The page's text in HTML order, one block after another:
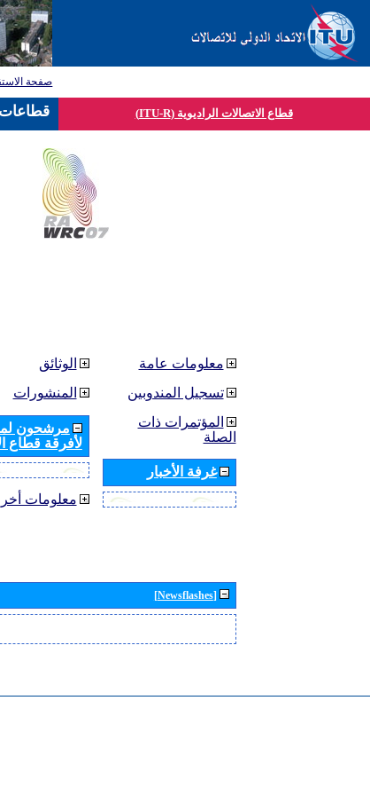
صفحة
قطاع الاتصالات الراديوية (ITU-R)
الوثائق
المنشورات
مرشحون
لأفرقة قطاع
معلومات
معلومات عامة
تسجيل المندوبين
المؤتمرات ذات
الصلة
غرفة الأخبار
[Newsflashes]
قطاعات